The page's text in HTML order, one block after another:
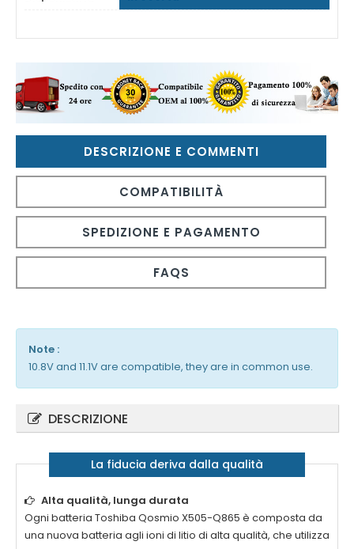
DESCRIZIONE E COMMENTI
COMPATIBILITÀ
SPEDIZIONE E PAGAMENTO
FAQS
Note :
10.8V and 11.1V are compatible, they are in common use.
DESCRIZIONE
La fiducia deriva dalla qualità
Alta qualità, lunga durata
Ogni batteria Toshiba Qosmio X505-Q865 è composta da
una nuova batteria agli ioni di litio di alta qualità, che utilizza